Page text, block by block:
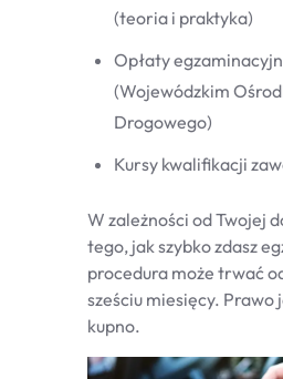
(teoria i praktyka)
Opłaty
(Wojewódzkim
Drogowego)
Kursy kwalifikacji
W zależności od Twojej
tego, jak szybko zdasz
procedura może trwać
sześciu miesięcy. Prawo
kupno.